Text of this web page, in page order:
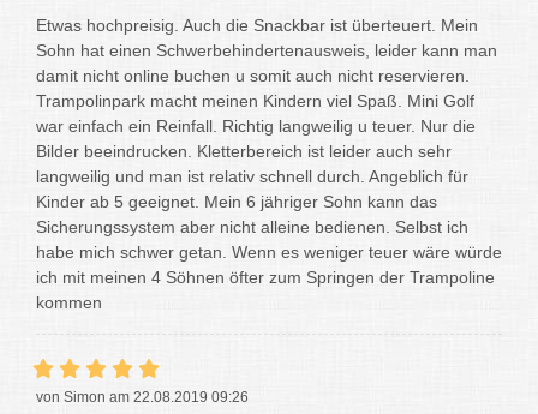
Etwas hochpreisig. Auch die Snackbar ist überteuert. Mein
Sohn hat einen Schwerbehindertenausweis, leider kann man
damit nicht online buchen u somit auch nicht reservieren.
Trampolinpark macht meinen Kindern viel Spaß. Mini Golf
war einfach ein Reinfall. Richtig langweilig u teuer. Nur die
Bilder beeindrucken. Kletterbereich ist leider auch sehr
langweilig und man ist relativ schnell durch. Angeblich für
Kinder ab 5 geeignet. Mein 6 jähriger Sohn kann das
Sicherungssystem aber nicht alleine bedienen. Selbst ich
habe mich schwer getan. Wenn es weniger teuer wäre würde
ich mit meinen 4 Söhnen öfter zum Springen der Trampoline
kommen
von Simon am 22.08.2019 09:26